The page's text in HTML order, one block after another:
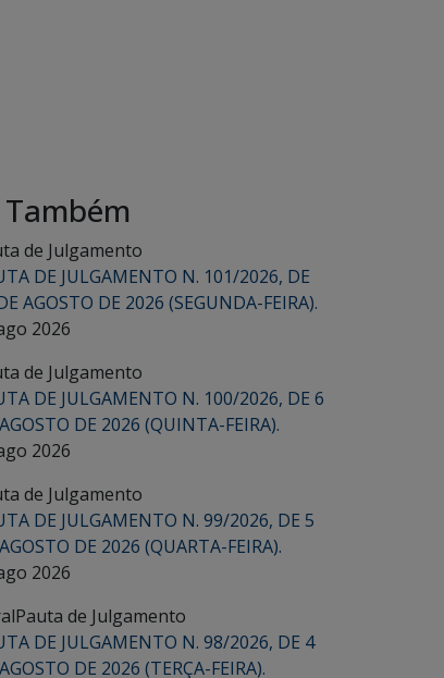
de Julgamento
DE JULGAMENTO N. 101/2026, DE
AGOSTO DE 2026 (SEGUNDA-FEIRA).
2026
de Julgamento
DE JULGAMENTO N. 100/2026, DE 6
DE 2026 (QUINTA-FEIRA).
2026
de Julgamento
DE JULGAMENTO N. 99/2026, DE 5
DE 2026 (QUARTA-FEIRA).
2026
Pauta de Julgamento
DE JULGAMENTO N. 98/2026, DE 4
DE 2026 (TERÇA-FEIRA).